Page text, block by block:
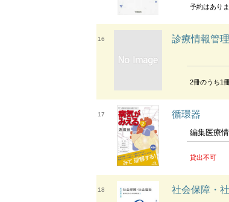
予約はあり
16 診療情報管
2冊のうち1
17 循環器
編集医療
貸出不可
18 社会保障・